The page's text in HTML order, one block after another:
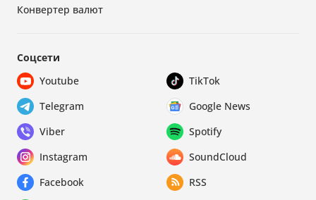
Конвертер валют
Соцсети
Youtube
TikTok
Telegram
Google News
Viber
Spotify
Instagram
SoundCloud
Facebook
RSS